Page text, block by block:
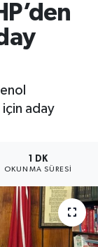
için aday
1 DK
OKUNMA SÜRESI